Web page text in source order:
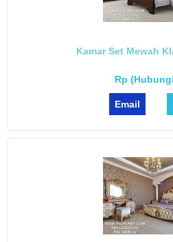
Kamar Set Mewah
Rp
Email